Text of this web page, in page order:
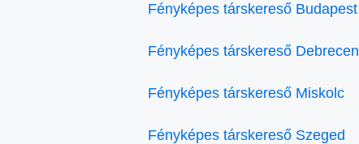
Fényképes társkereső Budapest
Fényképes társkereső Debrecen
Fényképes társkereső Miskolc
Fényképes társkereső Szeged